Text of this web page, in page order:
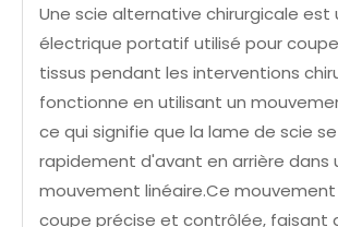
Une scie alternative chirurgicale est
électrique portatif utilisé pour
tissus pendant les interventions
fonctionne en utilisant un
ce qui signifie que la lame de scie
rapidement d'avant en arrière dans
mouvement linéaire.Ce
coupe précise et contrôlée, faisant